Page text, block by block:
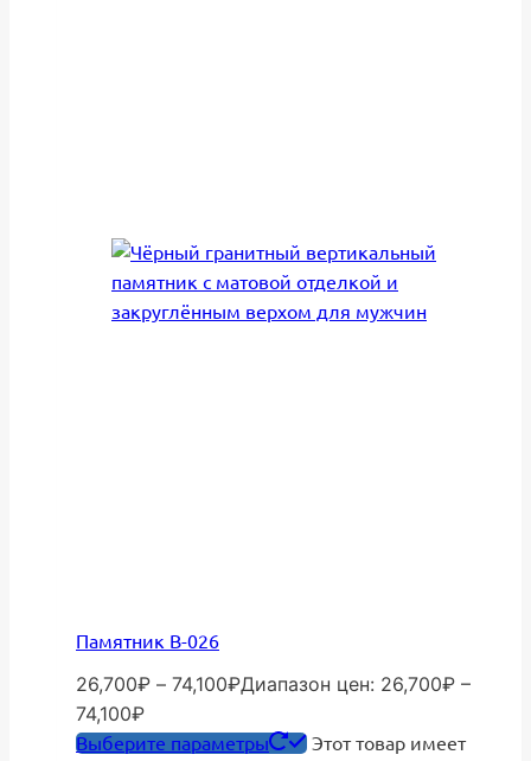
Памятник В-026
26,700₽ – 74,100₽Диапазон цен: 26,700₽ –
74,100₽
Выберите параметры
Этот товар имеет